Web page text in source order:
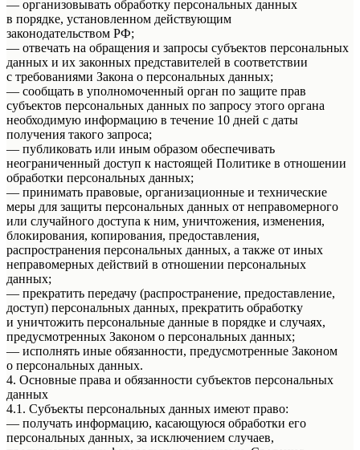
— организовывать обработку персональных данных
в порядке, установленном действующим
законодательством РФ;
— отвечать на обращения и запросы субъектов персональных
данных и их законных представителей в соответствии
с требованиями Закона о персональных данных;
— сообщать в уполномоченный орган по защите прав
субъектов персональных данных по запросу этого органа
необходимую информацию в течение 10 дней с даты
получения такого запроса;
— публиковать или иным образом обеспечивать
неограниченный доступ к настоящей Политике в отношении
обработки персональных данных;
— принимать правовые, организационные и технические
меры для защиты персональных данных от неправомерного
или случайного доступа к ним, уничтожения, изменения,
блокирования, копирования, предоставления,
распространения персональных данных, а также от иных
неправомерных действий в отношении персональных
данных;
— прекратить передачу (распространение, предоставление,
доступ) персональных данных, прекратить обработку
и уничтожить персональные данные в порядке и случаях,
предусмотренных Законом о персональных данных;
— исполнять иные обязанности, предусмотренные Законом
о персональных данных.
4. Основные права и обязанности субъектов персональных
данных
4.1. Субъекты персональных данных имеют право:
— получать информацию, касающуюся обработки его
персональных данных, за исключением случаев,